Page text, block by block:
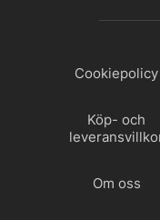
Cookiepolicy
Köp- och
Om oss